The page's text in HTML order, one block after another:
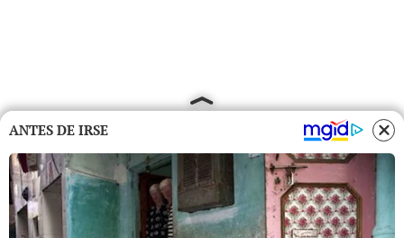
ANTES DE IRSE